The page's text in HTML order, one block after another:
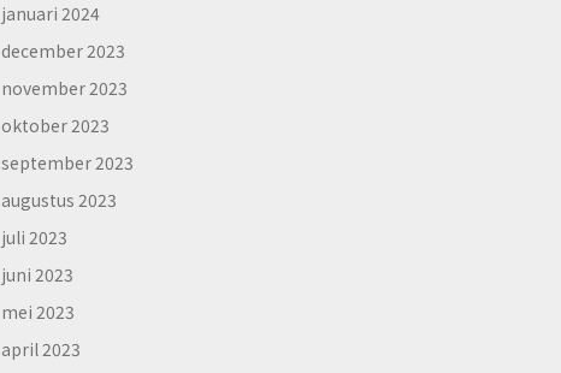
januari 2024
december 2023
november 2023
oktober 2023
september 2023
augustus 2023
juli 2023
juni 2023
mei 2023
april 2023